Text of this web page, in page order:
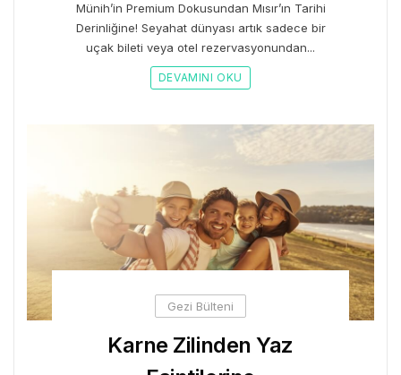
Münih’in Premium Dokusundan Mısır’ın Tarihi
Derinliğine! Seyahat dünyası artık sadece bir
uçak bileti veya otel rezervasyonundan...
DEVAMINI OKU
Gezi Bülteni
Karne Zilinden Yaz